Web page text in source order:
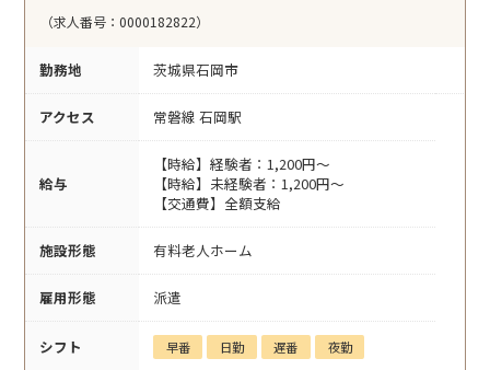
（求人番号：0000182822）
勤務地 茨城県石岡市
アクセス 常磐線 石岡駅
給与
【時給】経験者：1,200円～
【時給】未経験者：1,200円～
【交通費】全額支給
施設形態 有料老人ホーム
雇用形態 派遣
シフト 早番 日勤 遅番 夜勤